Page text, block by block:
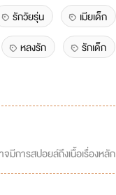
รักวัยรุ่น เมียเด็ก
หลงรัก รักเด็ก
จมีการสปอยล์ถึงเนื้อเรื่องหลัก